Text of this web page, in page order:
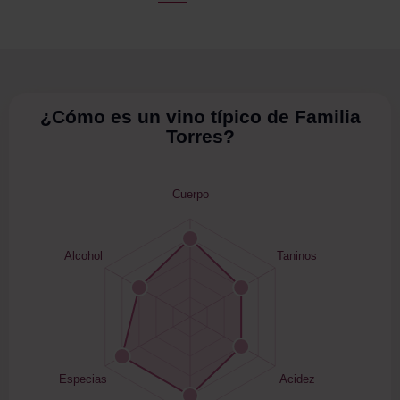
¿Cómo es un vino típico de Familia
Torres?
Cuerpo
Taninos
Acidez
Especias
Alcohol